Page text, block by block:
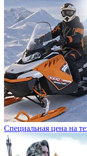
Специальная цена на